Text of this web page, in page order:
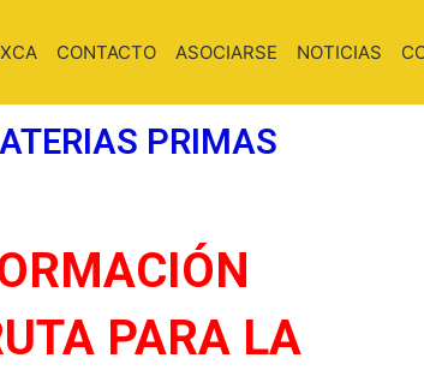
CONTACTO ASOCIARSE NOTICIAS
PRIMAS
PARA LA